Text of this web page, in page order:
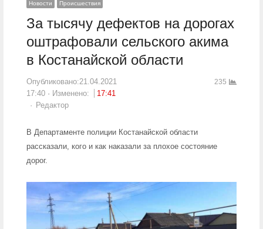
Новости Происшествия
За тысячу дефектов на дорогах
оштрафовали сельского акима
в Костанайской области
Опубликовано:21.04.2021
17:40
Изменено:
17:41
Author
Редактор
235
В Департаменте полиции Костанайской области
рассказали, кого и как наказали за плохое состояние
дорог.